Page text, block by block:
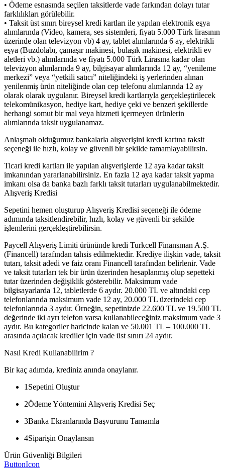
• Ödeme esnasında seçilen taksitlerde vade farkından dolayı tutar
farklılıkları görülebilir.
• Taksit üst sınırı bireysel kredi kartları ile yapılan elektronik eşya
alımlarında (Video, kamera, ses sistemleri, fiyatı 5.000 Türk lirasının
üzerinde olan televizyon vb) 4 ay, tablet alımlarında 6 ay, elektrikli
eşya (Buzdolabı, çamaşır makinesi, bulaşık makinesi, elektrikli ev
aletleri vb.) alımlarında ve fiyatı 5.000 Türk Lirasına kadar olan
televizyon alımlarında 9 ay, bilgisayar alımlarında 12 ay, “yenileme
merkezi” veya “yetkili satıcı” niteliğindeki iş yerlerinden alınan
yenilenmiş ürün niteliğinde olan cep telefonu alımlarında 12 ay
olarak olarak uygulanır. Bireysel kredi kartlarıyla gerçekleştirilecek
telekomünikasyon, hediye kart, hediye çeki ve benzeri şekillerde
herhangi somut bir mal veya hizmeti içermeyen ürünlerin
alımlarında taksit uygulanamaz.
Anlaşmalı olduğumuz bankalarla alışverişini kredi kartına taksit
seçeneği ile hızlı, kolay ve güvenli bir şekilde tamamlayabilirsin.
Ticari kredi kartları ile yapılan alışverişlerde 12 aya kadar taksit
imkanından yararlanabilirsiniz. En fazla 12 aya kadar taksit yapma
imkanı olsa da banka bazlı farklı taksit tutarları uygulanabilmektedir.
Alışveriş Kredisi
Sepetini hemen oluşturup Alışveriş Kredisi seçeneği ile ödeme
adımında taksitlendirebilir, hızlı, kolay ve güvenli bir şekilde
işlemlerini gerçekleştirebilirsin.
Paycell Alışveriş Limiti ürününde kredi Turkcell Finansman A.Ş.
(Financell) tarafından tahsis edilmektedir. Krediye ilişkin vade, taksit
tutarı, taksit adedi ve faiz oranı Financell tarafından belirlenir. Vade
ve taksit tutarları tek bir ürün üzerinden hesaplanmış olup sepetteki
tutar üzerinden değişiklik gösterebilir. Maksimum vade
bilgisayarlarda 12, tabletlerde 6 aydır. 20.000 TL ve altındaki cep
telefonlarında maksimum vade 12 ay, 20.000 TL üzerindeki cep
telefonlarında 3 aydır. Örneğin, sepetinizde 22.600 TL ve 19.500 TL
değerinde iki ayrı telefon varsa kullanabileceğiniz maksimum vade 3
aydır. Bu kategoriler haricinde kalan ve 50.001 TL – 100.000 TL
arasında açılacak krediler için vade üst sınırı 24 aydır.
Nasıl Kredi Kullanabilirim ?
Bir kaç adımda, krediniz anında onaylanır.
1 Sepetini Oluştur
2Ödeme Yöntemini Alışveriş Kredisi Seç
3Banka Ekranlarında Başvurunu Tamamla
4Siparişin Onaylansın
Ürün Güvenliği Bilgileri
ButtonIcon